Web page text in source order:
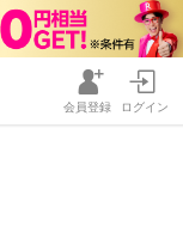
会員登録 ログイン